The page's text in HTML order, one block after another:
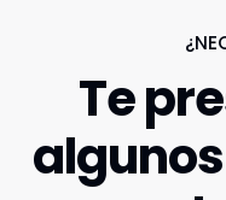
Te